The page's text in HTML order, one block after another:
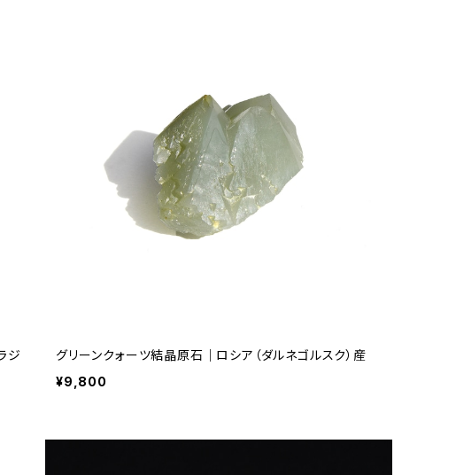
ジ
グリーンクォーツ結晶原石｜ロシア（ダルネゴルスク）産
¥9,800